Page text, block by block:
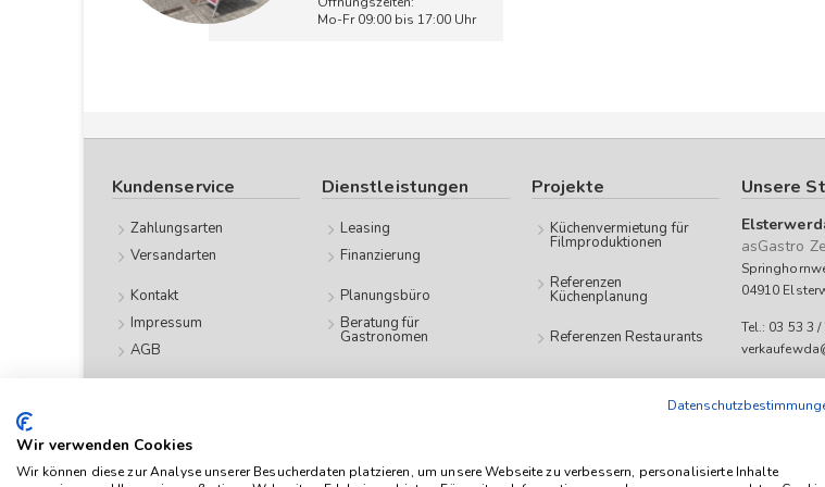
Mo-Fr 09:00 bis 17:00 Uhr
Kundenservice
Zahlungsarten
Versandarten
Kontakt
Impressum
AGB
Dienstleistungen
Leasing
Finanzierung
Planungsbüro
Beratung für
Gastronomen
Projekte
Küchenvermietung für
Filmproduktionen
Referenzen
Küchenplanung
Referenzen Restaurants
Unsere
asGastro
04910
Tel.: 03 53 3 /
Mo-Fr 09:00
Das Angebot von as-Gastro richtet sich ausschließlich an
Wir verwenden Cookies
Wir können diese zur Analyse unserer Besucherdaten platzieren, um unsere Webseite zu verbessern, personalisierte Inhalte